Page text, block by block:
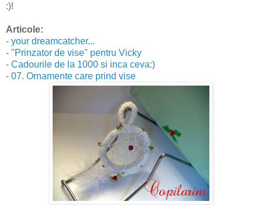
:)!
Articole:
- your dreamcatcher...
- "Prinzator de vise" pentru Vicky
- Cadourile de la 1000 si inca ceva:)
- 07. Ornamente care prind vise